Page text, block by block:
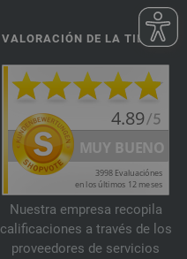
VALORACIÓN DE LA TIENDA
Nuestra empresa recopila
calificaciones a través de los
proveedores de servicios